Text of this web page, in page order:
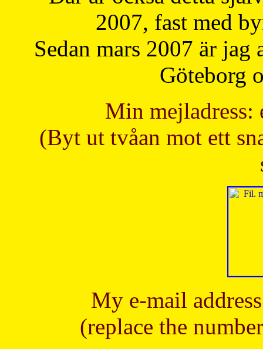
2007, fast med
Sedan mars 2007 är
Göteborg
Min mejladress:
(Byt ut tvåan mot ett
My e-mail
(replace the